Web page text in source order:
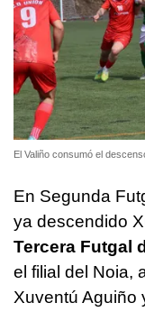
El Valiño consumó el
En Segunda
ya descendido
Tercera Futgal
el filial del Noia,
Xuventú Aguiño